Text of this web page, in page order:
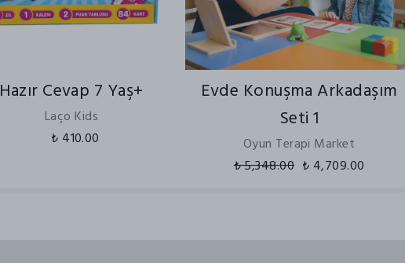
Hazır Cevap 7 Yaş+
Laço Kids
₺ 410.00
Evde Konuşma Arkadaşım
Seti 1
Oyun Terapi Market
₺ 5,348.00 ₺ 4,709.00